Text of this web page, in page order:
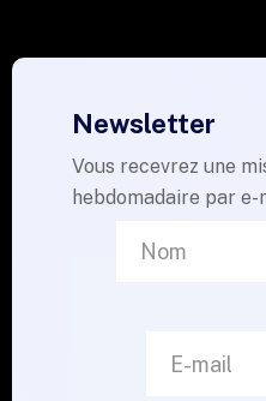
Newsletter
Vous recevrez une
hebdomadaire par e-